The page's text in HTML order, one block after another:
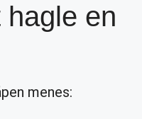
en
menes: